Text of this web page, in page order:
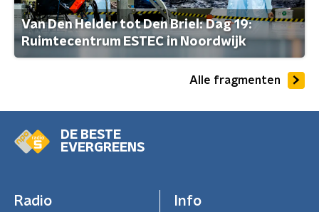
Van Den Helder tot Den Briel: Dag 19:
Ruimtecentrum ESTEC in Noordwijk
Alle fragmenten
DE BESTE
EVERGREENS
Radio Info